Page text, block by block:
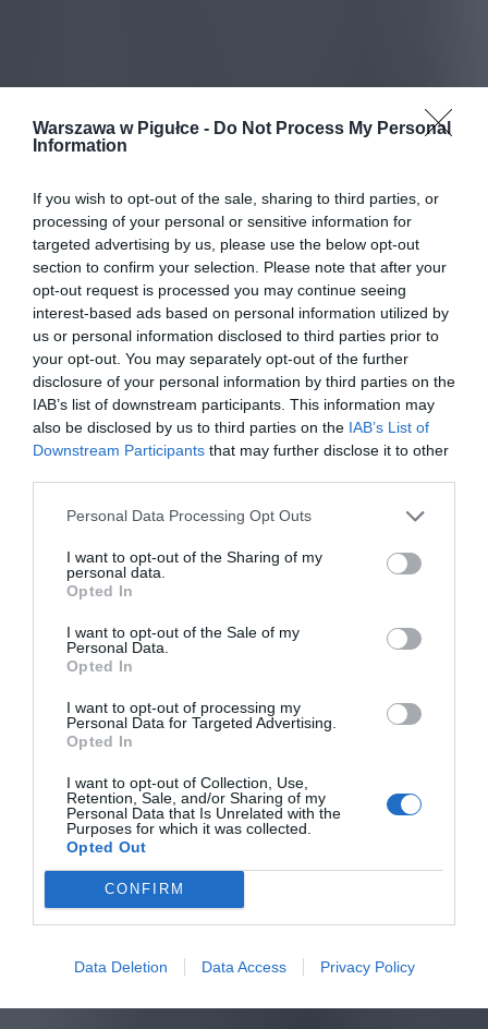
Warszawa w Pigułce - Do Not Process My Personal
Information
If you wish to opt-out of the sale, sharing to third parties, or
processing of your personal or sensitive information for
targeted advertising by us, please use the below opt-out
section to confirm your selection. Please note that after your
opt-out request is processed you may continue seeing
interest-based ads based on personal information utilized by
us or personal information disclosed to third parties prior to
your opt-out. You may separately opt-out of the further
disclosure of your personal information by third parties on the
IAB’s list of downstream participants. This information may
also be disclosed by us to third parties on the IAB’s List of
Downstream Participants that may further disclose it to other
Personal Data Processing Opt Outs
I want to opt-out of the Sharing of my
personal data.
Opted In
I want to opt-out of the Sale of my
Personal Data.
Opted In
I want to opt-out of processing my
Personal Data for Targeted Advertising.
Opted In
I want to opt-out of Collection, Use,
Retention, Sale, and/or Sharing of my
Personal Data that Is Unrelated with the
Purposes for which it was collected.
Opted Out
CONFIRM
Data Deletion Data Access Privacy Policy